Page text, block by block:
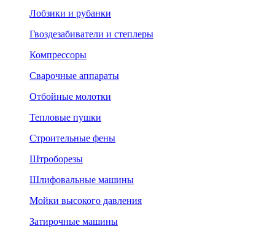
Лобзики и рубанки
Гвоздезабиватели и степлеры
Компрессоры
Сварочные аппараты
Отбойные молотки
Тепловые пушки
Строительные фены
Штроборезы
Шлифовальные машины
Мойки высокого давления
Затирочные машины